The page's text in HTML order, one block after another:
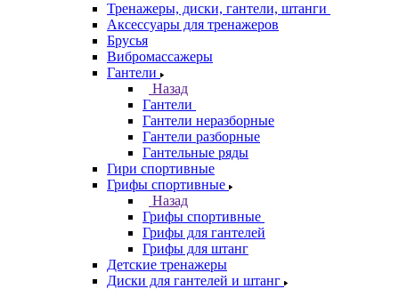
Тренажеры, диски, гантели, штанги
Аксессуары для тренажеров
Брусья
Вибромассажеры
Гантели
Назад
Гантели
Гантели неразборные
Гантели разборные
Гантельные ряды
Гири спортивные
Грифы спортивные
Назад
Грифы спортивные
Грифы для гантелей
Грифы для штанг
Детские тренажеры
Диски для гантелей и штанг